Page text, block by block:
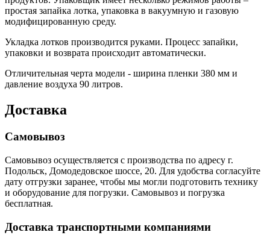
простая запайка лотка, упаковка в вакуумную и газовую
модифицированную среду.
Укладка лотков производится руками. Процесс запайки,
упаковки и возврата происходит автоматически.
Отличительная черта модели - ширина пленки 380 мм и
давление воздуха 90 литров.
Доставка
Самовывоз
Самовывоз осуществляется с производства по адресу г.
Подольск, Домодедовское шоссе, 20. Для удобства согласуйте
дату отгрузки заранее, чтобы мы могли подготовить технику
и оборудование для погрузки. Самовывоз и погрузка
бесплатная.
Доставка транспортными компаниями